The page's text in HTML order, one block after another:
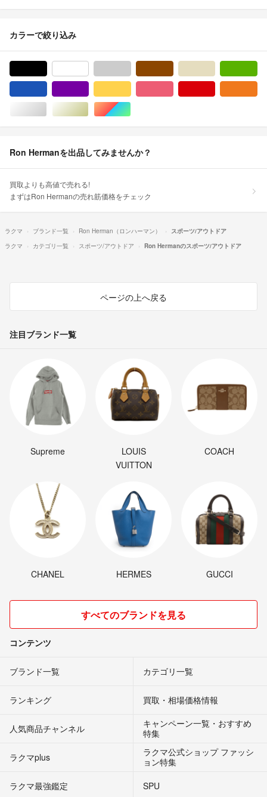
カラーで絞り込み
シルバー/銀色系ゴールド/金色系マルチカラー
Ron Hermanを出品してみませんか？
買取よりも高値で売れる!
まずはRon Hermanの売れ筋価格をチェック
ラクマ ブランド一覧 Ron Herman（ロンハーマン）
スポーツ/アウトドア
ラクマ
カテゴリ一覧 スポーツ/アウトドア Ron Hermanのスポーツ/アウトドア
ページの上へ戻る
注目ブランド一覧
Supreme
LOUIS
VUITTON
COACH
CHANEL HERMES GUCCI
すべてのブランドを見る
コンテンツ
ブランド一覧 カテゴリ一覧
ランキング 買取・相場価格情報
人気商品チャンネル
キャンペーン一覧・おすすめ
特集
ラクマplus
ラクマ公式ショップ ファッシ
ョン特集
ラクマ最強鑑定
SPU